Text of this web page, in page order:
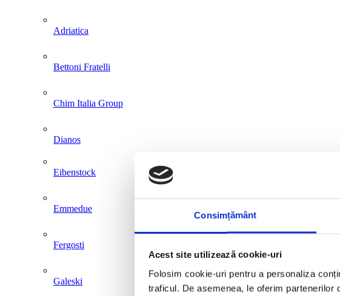
Consimțământ
Acest site utilizează cookie-uri
Folosim cookie-uri pentru a personaliza
traficul. De asemenea, le oferim
Adriatica
Bettoni Fratelli
Chim Italia Group
Dianos
Eibenstock
Emmedue
Fergosti
Galeski